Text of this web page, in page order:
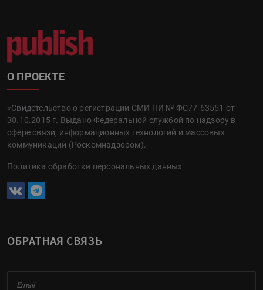
О ПРОЕКТЕ
«Свидетельство о регистрации СМИ ПИ № ФС77-63551 от
30.10.2015 г. Выдано Федеральной службой по надзору в
сфере связи, информационных технологий и массовых
коммуникаций (Роскомнадзором).
Политика обработки персональных данных
ОБРАТНАЯ СВЯЗЬ